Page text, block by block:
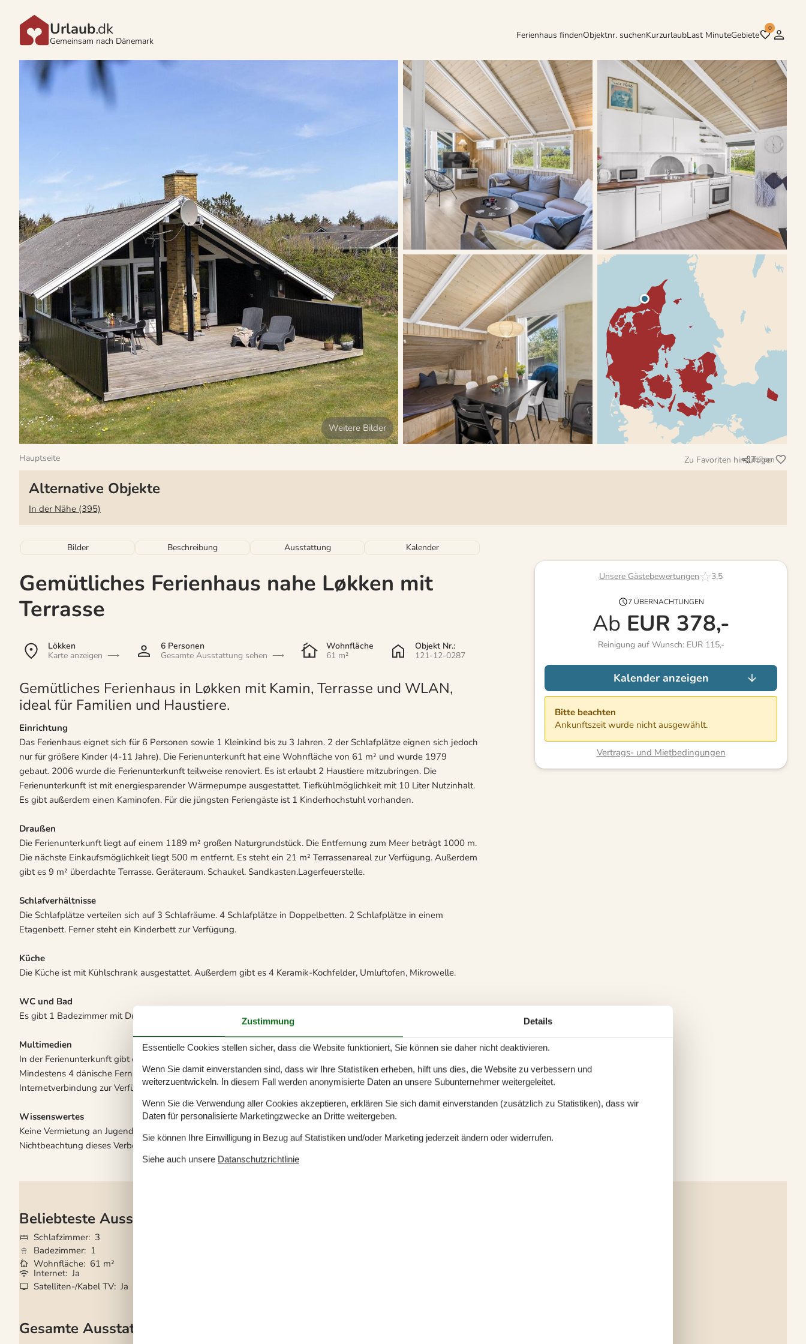
Urlaub.dk
Gemeinsam nach Dänemark
Ferienhaus findenObjektnr. suchenKurzurlaubLast MinuteGebiete
0
Hauptseite Zu Favoriten hinzufügen
Teilen
Alternative Objekte
In der Nähe (395)
Bilder Beschreibung Ausstattung Kalender
Gemütliches Ferienhaus nahe Løkken mit
Terrasse
Lökken
Karte anzeigen
6 Personen
Gesamte Ausstattung sehen
Wohnfläche
61 m²
Objekt Nr.:
121-12-0287
Gemütliches Ferienhaus in Løkken mit Kamin, Terrasse und WLAN,
ideal für Familien und Haustiere.
Einrichtung
Das Ferienhaus eignet sich für 6 Personen sowie 1 Kleinkind bis zu 3 Jahren. 2 der Schlafplätze eignen sich jedoch
nur für größere Kinder (4-11 Jahre). Die Ferienunterkunft hat eine Wohnfläche von 61 m² und wurde 1979
gebaut. 2006 wurde die Ferienunterkunft teilweise renoviert. Es ist erlaubt 2 Haustiere mitzubringen. Die
Ferienunterkunft ist mit energiesparender Wärmepumpe ausgestattet. Tiefkühlmöglichkeit mit 10 Liter Nutzinhalt.
Es gibt außerdem einen Kaminofen. Für die jüngsten Feriengäste ist 1 Kinderhochstuhl vorhanden.
Draußen
Die Ferienunterkunft liegt auf einem 1189 m² großen Naturgrundstück. Die Entfernung zum Meer beträgt 1000 m.
Die nächste Einkaufsmöglichkeit liegt 500 m entfernt. Es steht ein 21 m² Terrassenareal zur Verfügung. Außerdem
gibt es 9 m² überdachte Terrasse. Geräteraum. Schaukel. Sandkasten.Lagerfeuerstelle.
Schlafverhältnisse
Die Schlafplätze verteilen sich auf 3 Schlafräume. 4 Schlafplätze in Doppelbetten. 2 Schlafplätze in einem
Etagenbett. Ferner steht ein Kinderbett zur Verfügung.
Küche
Die Küche ist mit Kühlschrank ausgestattet. Außerdem gibt es 4 Keramik-Kochfelder, Umluftofen, Mikrowelle.
WC und Bad
Es gibt 1 Badezimmer mit Duschnische und 1 Toilette.. Fußbodenheizung in 1 Badezimmer.
Multimedien
In der Ferienunterkunft gibt es 2 Fernseher.1 Chromecast. DVD-Player. Radio. CD-Player.Playstation 3.
Mindestens 4 dänische Fernsehsender. Mindestens 4 deutsche Fernsehsender. Es steht kabellose
Internetverbindung zur Verfügung.
Wissenswertes
Keine Vermietung an Jugendgruppen, in denen alle 15-25 Jahre sind. Rauchen ist nicht zugelassen. Bei
Nichtbeachtung dieses Verbots wird eine Gebühr von mindestens EUR 420,- erhoben.
Beliebteste Ausstattungen
Schlafzimmer 3
Badezimmer 1
Wohnfläche 61 m²
Internet Ja
Satelliten-/Kabel TV Ja
Gesamte Ausstattung
Unsere Gästebewertungen 3,5
7 ÜBERNACHTUNGEN
Ab EUR 378,-
Reinigung auf Wunsch: EUR 115,-
Kalender anzeigen
Bitte beachten
Ankunftszeit wurde nicht ausgewählt.
Vertrags- und Mietbedingungen
Zustimmung Details
Essentielle Cookies stellen sicher, dass die Website funktioniert, Sie können sie daher nicht deaktivieren.
Wenn Sie damit einverstanden sind, dass wir Ihre Statistiken erheben, hilft uns dies, die Website zu verbessern und
weiterzuentwickeln. In diesem Fall werden anonymisierte Daten an unsere Subunternehmer weitergeleitet.
Wenn Sie die Verwendung aller Cookies akzeptieren, erklären Sie sich damit einverstanden (zusätzlich zu Statistiken), dass wir
Daten für personalisierte Marketingzwecke an Dritte weitergeben.
Sie können Ihre Einwilligung in Bezug auf Statistiken und/oder Marketing jederzeit ändern oder widerrufen.
Siehe auch unsere Datanschutzrichtlinie